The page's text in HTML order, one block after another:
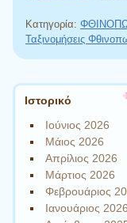
Κατηγορία:
Ταξινομήσεις
Ιστορικό
Ιούνιος 2026
Μάιος 2026
Απρίλιος 2026
Μάρτιος 2026
Φεβρουάριος
Ιανουάριος 2026